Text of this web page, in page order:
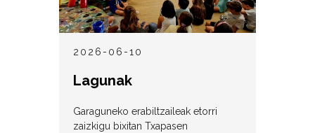
2026-06-10
Lagunak
Garaguneko erabiltzaileak etorri
zaizkigu bixitan Txapasen